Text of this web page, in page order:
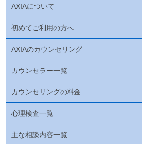
AXIAについて
初めてご利用の方へ
AXIAのカウンセリング
カウンセラー一覧
カウンセリングの料金
心理検査一覧
主な相談内容一覧